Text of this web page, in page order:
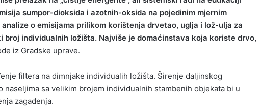
sumpor-dioksida i azotnih-oksida na pojedinim mjernim
o emisijama prilikom korištenja drvetao, uglja i lož-ulja za
broj individualnih ložišta. Najviše je domaćinstava koja koriste drvo,
iz Gradske uprave.
filtera na dimnjake individualih ložišta. Širenje daljinskog
naseljima sa velikim brojem individualnih stambenih objekata bi u
zagađenja.